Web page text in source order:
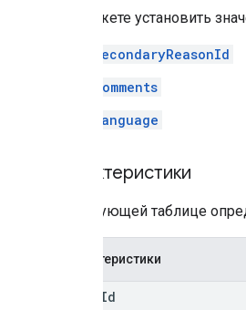
Вы можете установить
secondaryReasonId
comments
language
Характеристики
В следующей таблице
Характеристики
Id